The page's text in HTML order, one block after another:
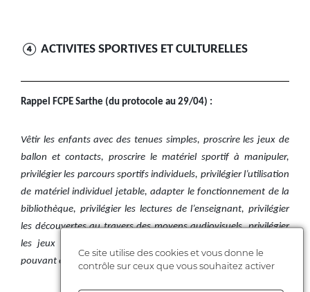
④ ACTIVITES SPORTIVES ET CULTURELLES
Rappel FCPE Sarthe (du protocole au 29/04) :
Vêtir les enfants avec des tenues simples, proscrire les jeux de
ballon et contacts, proscrire le matériel sportif à manipuler,
privilégier les parcours sportifs individuels, privilégier l’utilisation
de matériel individuel jetable, adapter le fonctionnement de la
bibliothèque, privilégier les lectures de l’enseignant, privilégier
les découvertes au travers des moyens audiovisuels, privilégier
les jeux qui ne requièrent pas de toucher, retirer les jeux
pouvant être manipulés, …
Ce site utilise des cookies et vous donne le
contrôle sur ceux que vous souhaitez activer